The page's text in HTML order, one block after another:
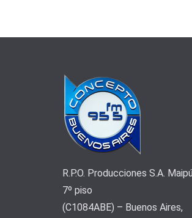
R.P.O. Producciones S.A.
7º piso
(C1084ABE) – Buenos Aires,